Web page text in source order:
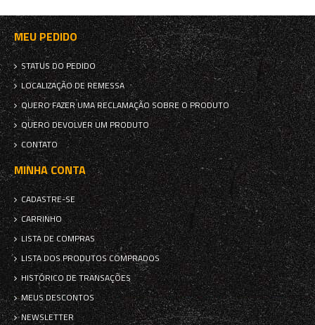
MEU PEDIDO
STATUS DO PEDIDO
LOCALIZAÇÃO DE REMESSA
QUERO FAZER UMA RECLAMAÇÃO SOBRE O PRODUTO
QUERO DEVOLVER UM PRODUTO
CONTATO
MINHA CONTA
CADASTRE-SE
CARRINHO
LISTA DE COMPRAS
LISTA DOS PRODUTOS COMPRADOS
HISTÓRICO DE TRANSAÇÕES
MEUS DESCONTOS
NEWSLETTER